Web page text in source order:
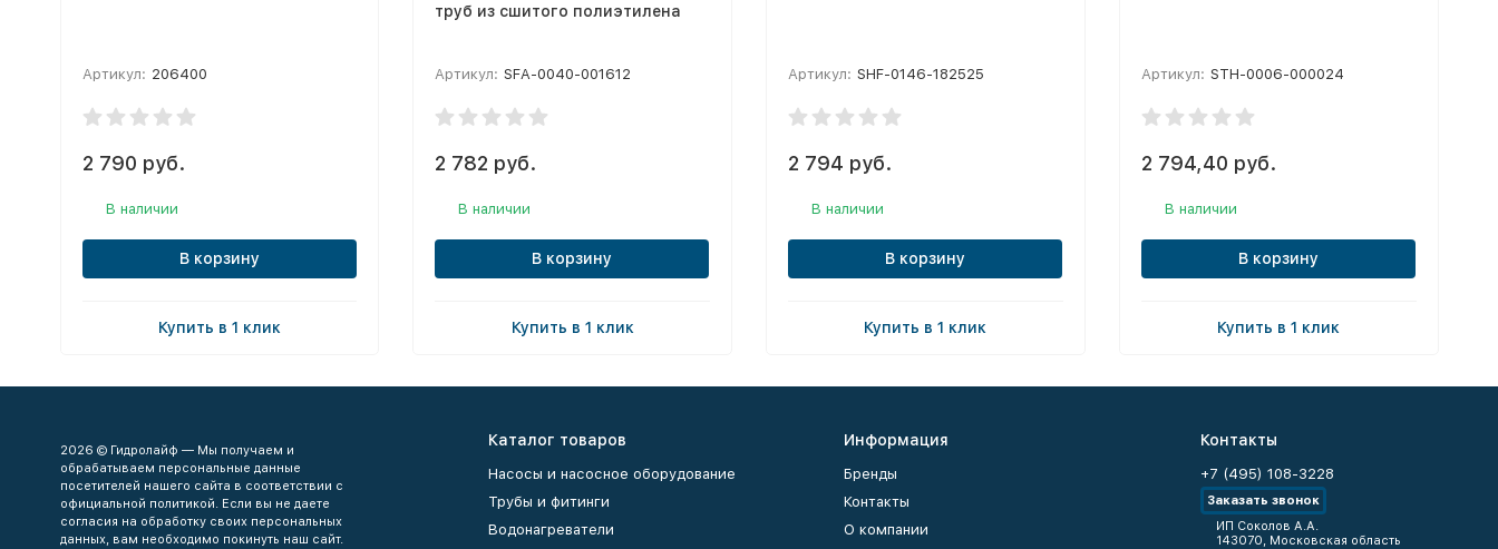
Артикул: 206400
2 790 руб.
В наличии
В корзину
Купить в 1 клик
труб из сшитого полиэтилена
Артикул: SFA-0040-001612
2 782 руб.
В наличии
В корзину
Купить в 1 клик
Артикул: SHF-0146-182525
2 794 руб.
В наличии
В корзину
Купить в 1 клик
Артикул: STH-0006-000024
2 794,40 руб.
В наличии
В корзину
Купить в 1 клик
2026 © Гидролайф — Мы получаем и
обрабатываем персональные данные
посетителей нашего сайта в соответствии с
официальной политикой. Если вы не даете
согласия на обработку своих персональных
данных, вам необходимо покинуть наш сайт.
Каталог товаров
Насосы и насосное оборудование
Трубы и фитинги
Водонагреватели
Информация
Бренды
Контакты
О компании
Контакты
+7 (495) 108-3228
Заказать звонок
ИП Соколов А.А.
143070, Московская область